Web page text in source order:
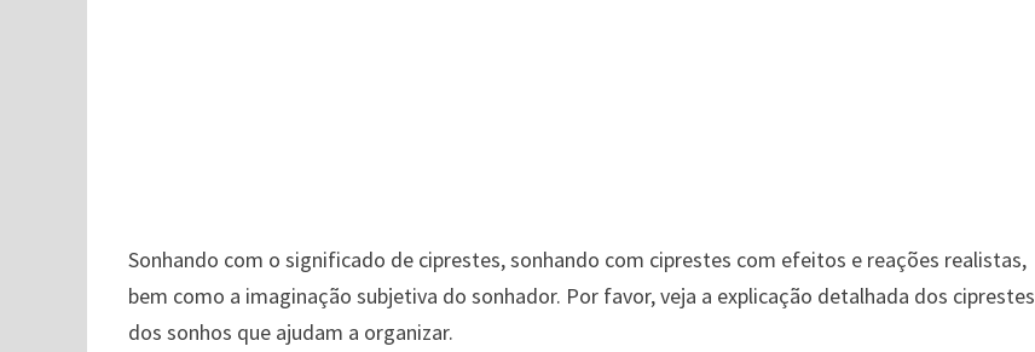
Sonhando com o significado de ciprestes, sonhando com ciprestes com efeitos e reações realistas,
bem como a imaginação subjetiva do sonhador. Por favor, veja a explicação detalhada dos ciprestes
dos sonhos que ajudam a organizar.